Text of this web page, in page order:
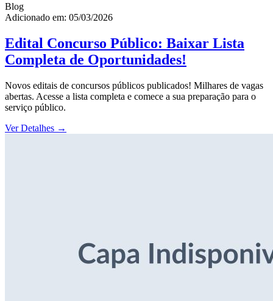
Blog
Adicionado em: 05/03/2026
Edital Concurso Público: Baixar Lista
Completa de Oportunidades!
Novos editais de concursos públicos publicados! Milhares de vagas
abertas. Acesse a lista completa e comece a sua preparação para o
serviço público.
Ver Detalhes →